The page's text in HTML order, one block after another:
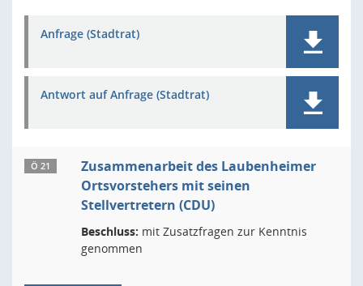
Anfrage (Stadtrat)
Antwort auf Anfrage (Stadtrat)
Ö 21
Zusammenarbeit des Laubenheimer
Ortsvorstehers mit seinen
Stellvertretern (CDU)
Beschluss: mit Zusatzfragen zur Kenntnis
genommen